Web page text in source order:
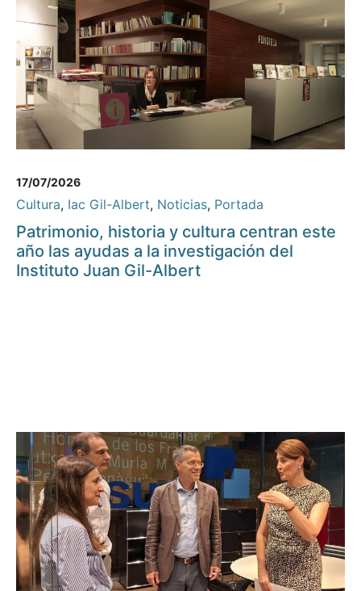
17/07/2026
Cultura, Iac Gil-Albert, Noticias, Portada
Patrimonio, historia y cultura centran este
año las ayudas a la investigación del
Instituto Juan Gil-Albert